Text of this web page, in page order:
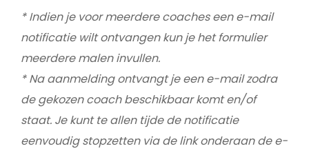
* Indien je voor meerdere coaches een e-mail
notificatie wilt ontvangen kun je het formulier
meerdere malen invullen.
* Na aanmelding ontvangt je een e-mail zodra
de gekozen coach beschikbaar komt en/of
staat. Je kunt te allen tijde de notificatie
eenvoudig stopzetten via de link onderaan de e-